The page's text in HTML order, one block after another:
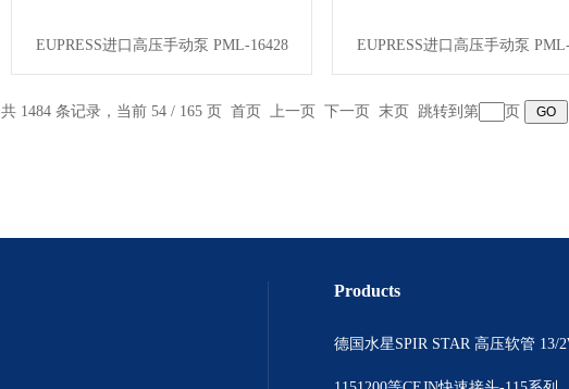
EUPRESS进口高压手动泵 PML-16428 EUPRESS进口高压手动泵
共 1484 条记录，当前 54 / 165 页 首页 上一页 下一页 末页 跳转到第 页
Products
德国水星SPIR STAR 高压软管 13/